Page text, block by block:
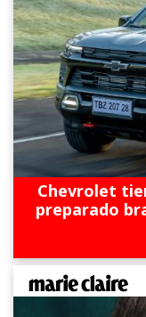
Chevrolet
preparado